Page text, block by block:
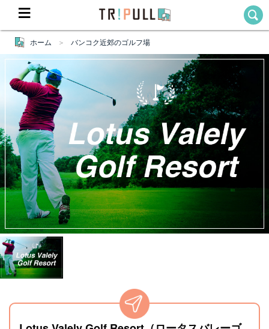
Home
ホーム
Destination
目的地から探す
Theme
テーマから探す
Blog
TRIPULLブログ
About
私たちについて
ホーム バンコク近郊のゴルフ場